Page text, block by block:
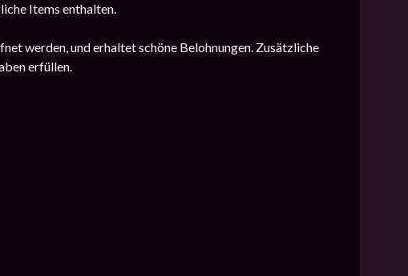
Items enthalten.
werden, und erhaltet schöne Belohnungen. Zusätzliche
erfüllen.